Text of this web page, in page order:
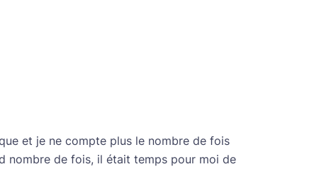
et je ne compte plus le nombre de fois
nombre de fois, il était temps pour moi de